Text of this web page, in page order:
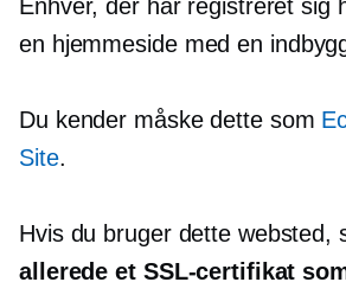
Enhver, der har registreret sig
en hjemmeside med en
Du kender måske dette som
Site.
Hvis du bruger dette websted,
allerede et SSL-certifikat